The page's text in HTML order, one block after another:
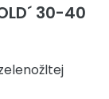
30-40